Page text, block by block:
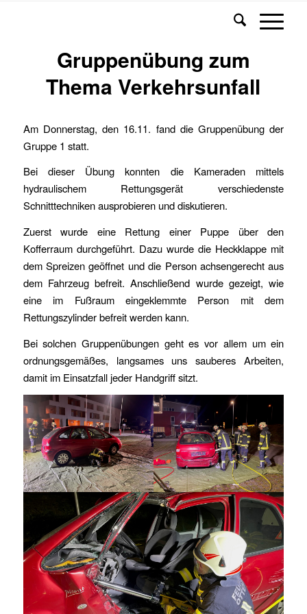
Gruppenübung zum
Thema Verkehrsunfall
Am Donnerstag, den 16.11. fand die Gruppenübung der
Gruppe 1 statt.
Bei dieser Übung konnten die Kameraden mittels
hydraulischem Rettungsgerät verschiedenste
Schnitttechniken ausprobieren und diskutieren.
Zuerst wurde eine Rettung einer Puppe über den
Kofferraum durchgeführt. Dazu wurde die Heckklappe mit
dem Spreizen geöffnet und die Person achsengerecht aus
dem Fahrzeug befreit. Anschließend wurde gezeigt, wie
eine im Fußraum eingeklemmte Person mit dem
Rettungszylinder befreit werden kann.
Bei solchen Gruppenübungen geht es vor allem um ein
ordnungsgemäßes, langsames uns sauberes Arbeiten,
damit im Einsatzfall jeder Handgriff sitzt.